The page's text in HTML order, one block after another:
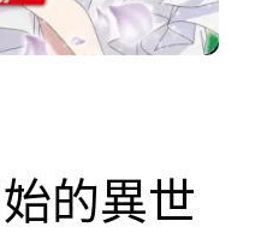
的異世